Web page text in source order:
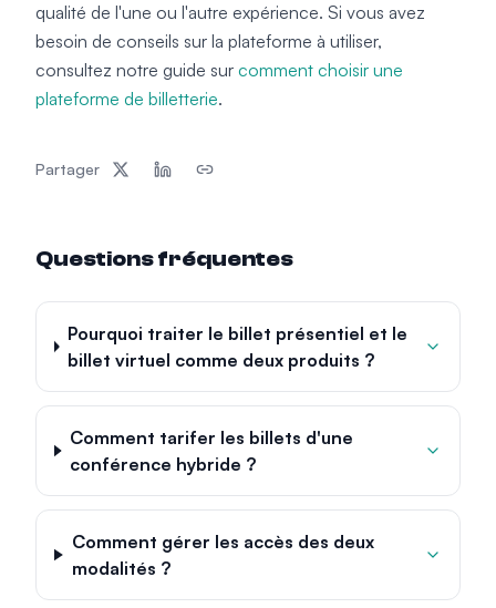
qualité de l'une ou l'autre expérience. Si vous avez
besoin de conseils sur la plateforme à utiliser,
consultez notre guide sur comment choisir une
plateforme de billetterie.
Partager
Questions fréquentes
Pourquoi traiter le billet présentiel et le
billet virtuel comme deux produits ?
Comment tarifer les billets d'une
conférence hybride ?
Comment gérer les accès des deux
modalités ?